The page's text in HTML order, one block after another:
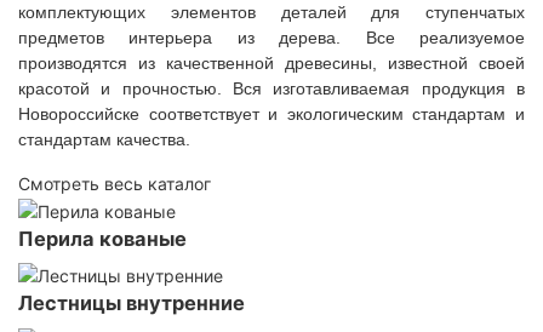
комплектующих элементов деталей для ступенчатых
предметов интерьера из дерева. Все реализуемое
производятся из качественной древесины, известной своей
красотой и прочностью. Вся изготавливаемая продукция в
Новороссийске соответствует и экологическим стандартам и
стандартам качества.
Смотреть весь каталог
Перила кованые
Лестницы внутренние